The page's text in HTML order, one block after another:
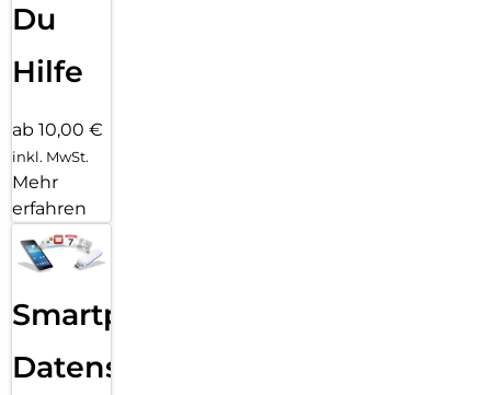
Du
Hilfe
ab 10,00 €
inkl. MwSt.
Mehr
erfahren
Smartphone
Datensicherung